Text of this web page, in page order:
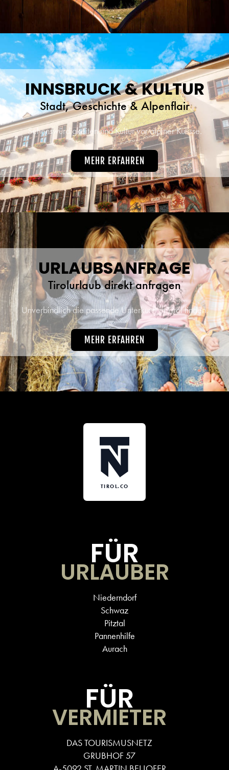
INNSBRUCK & KULTUR
Stadt, Geschichte & Alpenflair
Sehenswürdigkeiten und Kultur vor alpiner Kulisse.
MEHR ERFAHREN
URLAUBSANFRAGE
Tirolurlaub direkt anfragen
Unverbindlich die passende Unterkunft in Tirol finden.
MEHR ERFAHREN
TIROL.CO
FÜR
URLAUBER
Niederndorf
Schwaz
Pitztal
Pannenhilfe
Aurach
FÜR
VERMIETER
DAS TOURISMUSNETZ
GRUBHOF 57